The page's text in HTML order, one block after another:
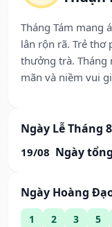
Tháng Tám mang
lân rộn rã. Trẻ thơ
thưởng trà. Tháng
mãn và niềm vui
Ngày Lễ Tháng 8
19/08 Ngày
Ngày Hoàng
1 2 3 5